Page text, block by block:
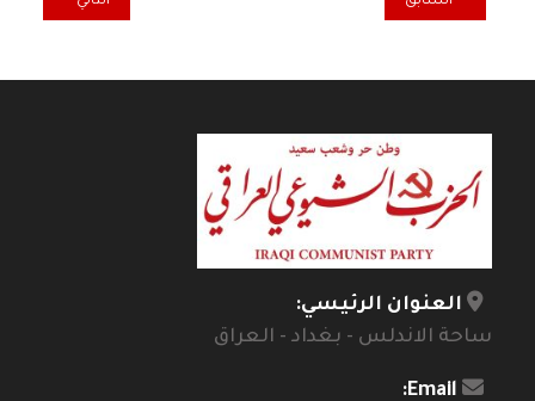
العنوان الرئيسي:
ساحة الاندلس - بغداد - العراق
Email: